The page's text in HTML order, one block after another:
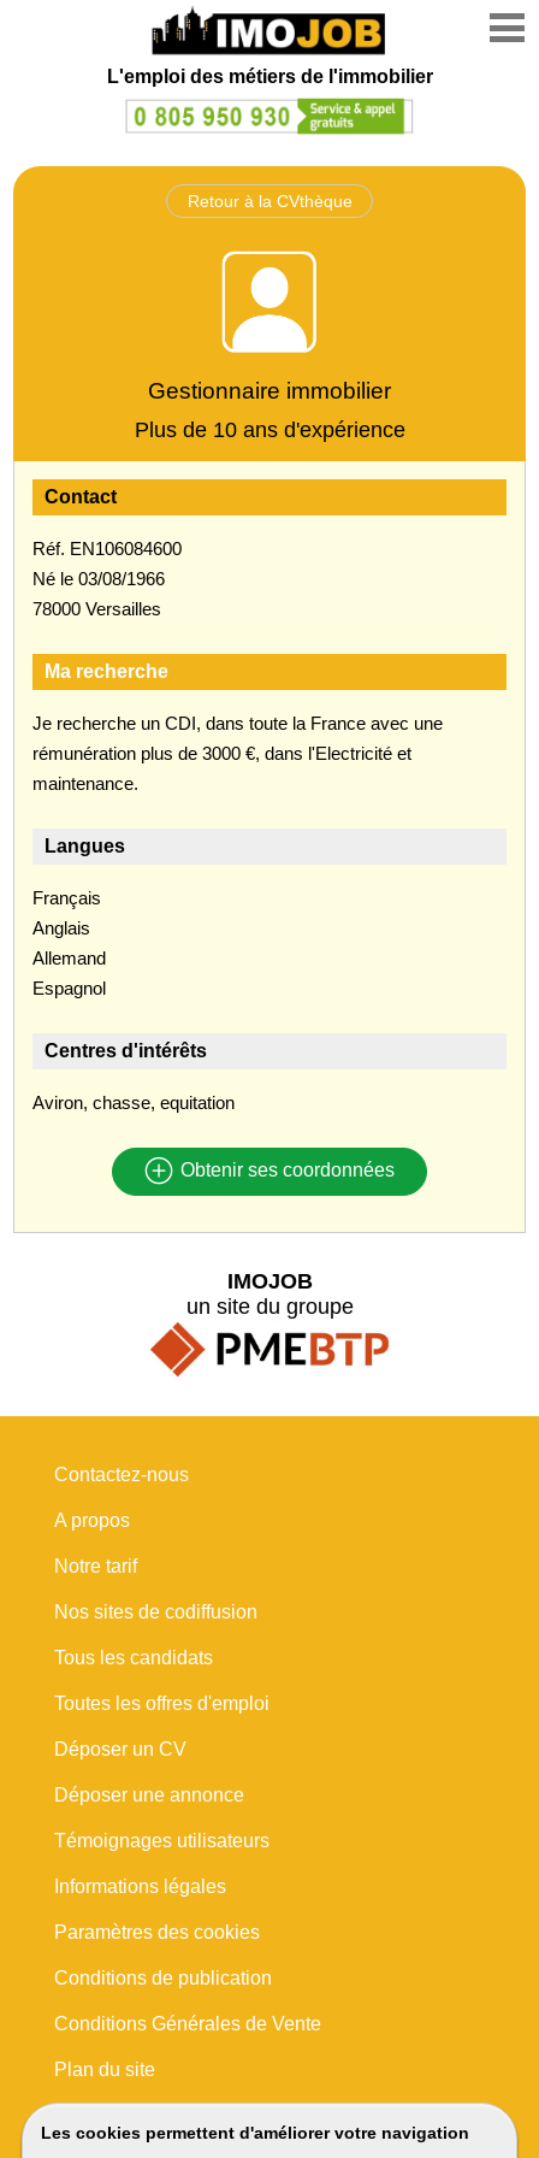
L'emploi des métiers de l'immobilier
Retour à la CVthèque
Gestionnaire immobilier
Plus de 10 ans d'expérience
Contact
Réf. EN106084600
Né le 03/08/1966
78000 Versailles
Ma recherche
Je recherche un CDI, dans toute la France avec une
rémunération plus de 3000 €, dans l'Electricité et
maintenance.
Langues
Français
Anglais
Allemand
Espagnol
Centres d'intérêts
Aviron, chasse, equitation
Obtenir ses coordonnées
Les cookies permettent d'améliorer votre navigation
IMOJOB
un site du groupe
Contactez-nous
A propos
Notre tarif
Nos sites de codiffusion
Tous les candidats
Toutes les offres d'emploi
Déposer un CV
Déposer une annonce
Témoignages utilisateurs
Informations légales
Paramètres des cookies
Conditions de publication
Conditions Générales de Vente
Plan du site